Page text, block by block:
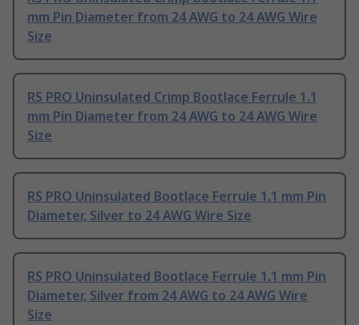
mm Pin Diameter from 24 AWG to 24 AWG Wire
Size
RS PRO Uninsulated Crimp Bootlace Ferrule 1.1
mm Pin Diameter from 24 AWG to 24 AWG Wire
Size
RS PRO Uninsulated Bootlace Ferrule 1.1 mm Pin
Diameter, Silver to 24 AWG Wire Size
RS PRO Uninsulated Bootlace Ferrule 1.1 mm Pin
Diameter, Silver from 24 AWG to 24 AWG Wire
Size